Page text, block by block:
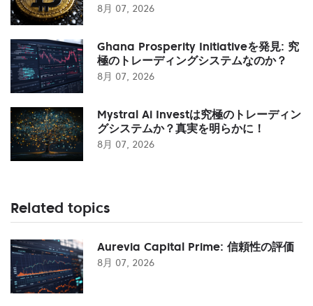
8月 07, 2026
Ghana Prosperity Initiativeを発見: 究
極のトレーディングシステムなのか？
8月 07, 2026
Mystral Ai Investは究極のトレーディン
グシステムか？真実を明らかに！
8月 07, 2026
Related topics
Aurevia Capital Prime: 信頼性の評価
8月 07, 2026